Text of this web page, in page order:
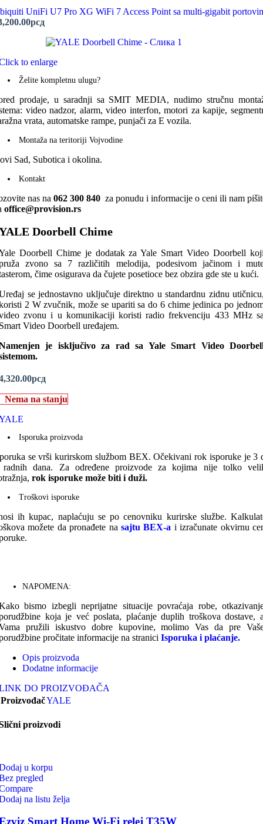
UniFi U7 Pro XG WiFi 7 Access Point sa multi-gigabit
рсд
to enlarge
Želite kompletnu ulugu?
prodaje, u saradnji sa SMIT MEDIA, nudimo stručnu
video nadzor, alarm, video interfon, motori za kapije,
vrata, automatske rampe, punjači za E vozila.
Montaža na teritoriji Vojvodine
Sad, Subotica i okolina.
Kontakt
nas na 062 300 840 za ponudu i informacije o ceni ili nam
office@provision.rs
Doorbell Chime
Doorbell Chime je dodatak za Yale Smart Video Doorbell
zvono sa 7 različitih melodija, podesivom jačinom i
čime osigurava da čujete posetioce bez obzira gde ste u kući.
se jednostavno uključuje direktno u standardnu zidnu
2 W zvučnik, može se upariti sa do 6 chime jedinica po
zvonu i u komunikaciji koristi radio frekvenciju 433 MHz
Video Doorbell uređajem.
je isključivo za rad sa Yale Smart Video
рсд
Nema na stanju
Isporuka proizvoda
se vrši kurirskom službom BEX. Očekivani rok isporuke je 3
dana. Za određene proizvode za kojima nije tolko
rok isporuke može biti i duži.
Troškovi isporuke
ih kupac, naplaćuju se po cenovniku kurirske službe.
možete da pronađete na sajtu BEX-a i izračunate okvirnu
NAPOMENA:
bismo izbegli neprijatne situacije povraćaja robe,
koja je već poslata, plaćanje duplih troškova dostave,
pružili iskustvo dobre kupovine, molimo Vas da pre
pročitate informacije na stranici Isporuka i plaćanje.
Opis proizvoda
Dodatne informacije
DO PROIZVOĐAČA
ProizvođačYALE
proizvodi
u korpu
pregled
na listu želja